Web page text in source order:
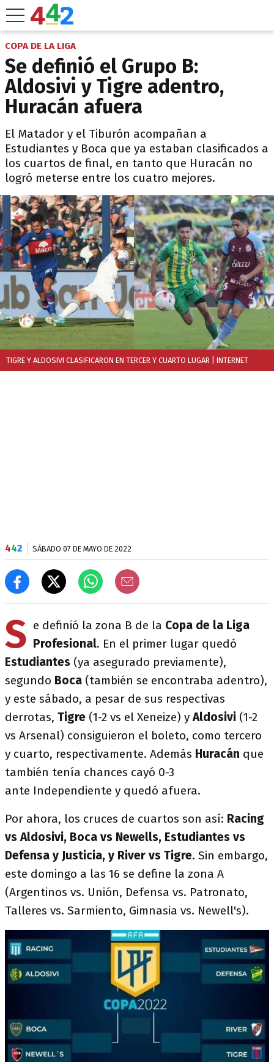
COPA DE LA LIGA
Se definió el Grupo B:
Aldosivi y Tigre adentro,
Huracán afuera
El Matador y el Tiburón acompañan a
Estudiantes y Boca que ya estaban clasificados a
los cuartos de final, en tanto que Huracán no
logró meterse entre los cuatro mejores.
TIGRE Y ALDOSIVI CLASIFICARON EN TERCER Y CUARTO LUGAR | INTERNET
442 SÁBADO 07 DE MAYO DE 2022
S e definió la zona B de la Copa de la Liga
Profesional. En el primer lugar quedó
Estudiantes (ya asegurado previamente),
segundo Boca (también se encontraba adentro),
y este sábado, a pesar de sus respectivas
derrotas, Tigre (1-2 vs el Xeneize) yAldosivi (1-2
vs Arsenal) consiguieron el boleto, como tercero
y cuarto, respectivamente. Además Huracán que
también tenía chances cayó 0-3
ante Independiente y quedó afuera.
Por ahora, los cruces de cuartos son así: Racing
vs Aldosivi, Boca vs Newells, Estudiantes vs
Defensa y Justicia, y River vs Tigre. Sin embargo,
​este domingo a las 16 se define la zona A
(Argentinos vs. Unión, Defensa vs. Patronato,
Talleres vs. Sarmiento, Gimnasia vs. Newell's).